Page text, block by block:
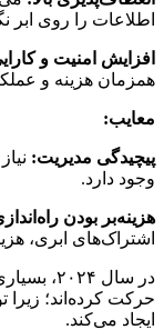
اطلاعات را روی ابر
افزایش امنیت و
همزمان هزینه و
معایب:
پیچیدگی مدیریت:
وجود دارد.
هزینه‌بر بودن
اشتراک‌های ابری،
در سال
حرکت کرده‌اند؛ زیرا
ایجاد می‌کند.